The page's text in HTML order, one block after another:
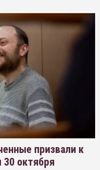
призвали к
30 октября